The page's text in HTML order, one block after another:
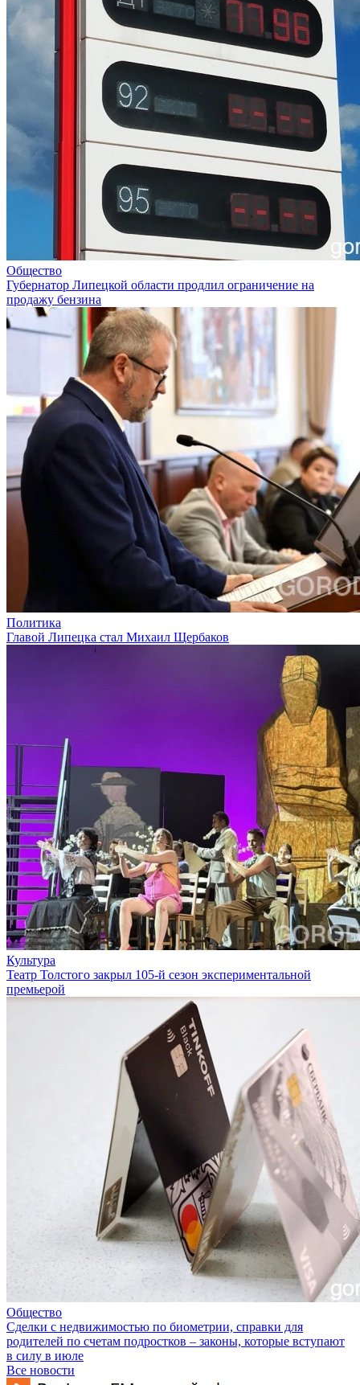
Общество
Губернатор Липецкой области продлил ограничение на
продажу бензина
Политика
Главой Липецка стал Михаил Щербаков
Культура
Театр Толстого закрыл 105-й сезон экспериментальной
премьерой
Общество
Сделки с недвижимостью по биометрии, справки для
родителей по счетам подростков – законы, которые вступают
в силу в июле
Все новости